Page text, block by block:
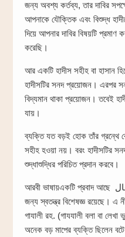
জন্য অবশ্য কর্তব্য, তার দাবির
আপনাকে যৌক্তিক এবং বিশুদ্ধ
দিয়ে আপনার দাবির বিষয়টি
করেছি।
আর একটি হাদীস সহীহ বা হাসান
হাদীসটির সনদ প্রয়োজন। এরপর
বিদ্যমান থাকা প্রয়োজন। তবেই
যায়।
ব্যক্তি যত বড়ই হোক তাঁর গ্রন্থে
সহীহ হওয়া নয়। বরং হাদীসটির
শুদ্ধাশুদ্ধির পরিচিত প্রদান করবে।
আরবী ভাষায়একটি প্রবাদ আছে لكلفنرجال। অর্থাৎ প্রত্যেক শাস্ত্রের
জন্য স্বতন্ত্র বিশেষজ্ঞ রয়েছে। এ
গাযালী রহ. (গাযযালী বলা বা
অনেক বড় মাপের ব্যক্তি ছিলেন